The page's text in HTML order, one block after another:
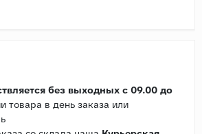
без выходных с 09.00 до
товара в день заказа или